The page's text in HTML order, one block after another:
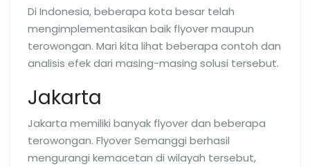
Di Indonesia, beberapa kota besar telah
mengimplementasikan baik flyover maupun
terowongan. Mari kita lihat beberapa contoh dan
analisis efek dari masing-masing solusi tersebut.
Jakarta
Jakarta memiliki banyak flyover dan beberapa
terowongan. Flyover Semanggi berhasil
mengurangi kemacetan di wilayah tersebut,